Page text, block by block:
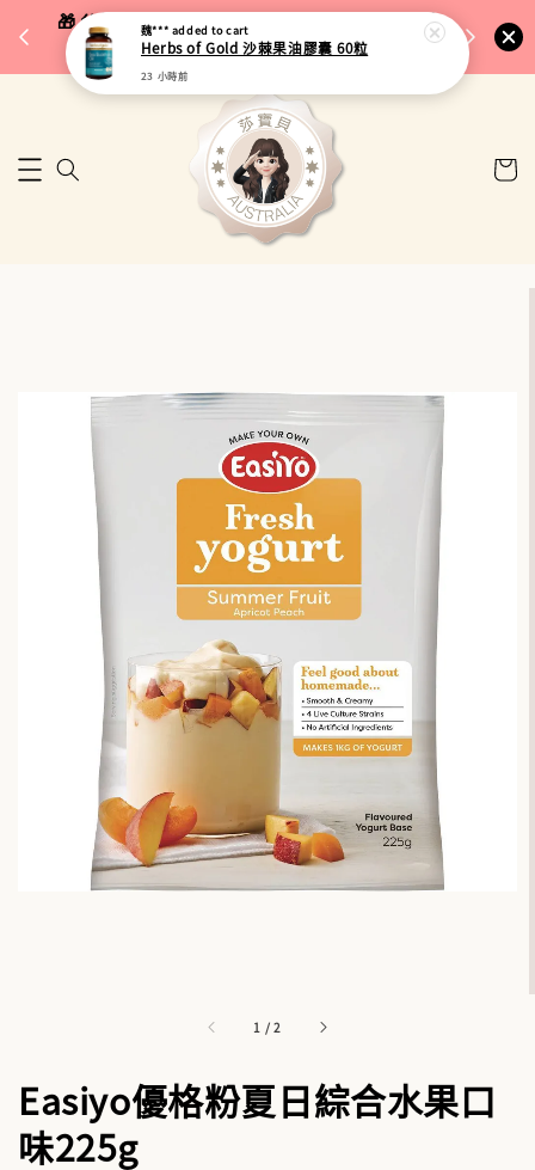
🎁 父親節限定｜全館96折・指定品牌88折｜滿
$5,000再折$100
🚚 台
1 /2
Easiyo優格粉夏日綜合水果口
味225g
魏*** added to cart
Herbs of Gold 沙棘果油膠囊 60粒
23 小時前